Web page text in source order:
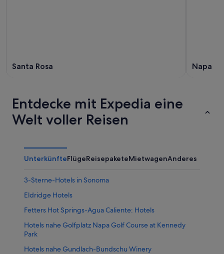
Santa Rosa Napa
Entdecke mit Expedia eine
Welt voller Reisen
UnterkünfteFlügeReisepaketeMietwagenAnderes
3-Sterne-Hotels in Sonoma
Eldridge Hotels
Fetters Hot Springs-Agua Caliente: Hotels
Hotels nahe Golfplatz Napa Golf Course at Kennedy
Park
Hotels nahe Gundlach-Bundschu Winery